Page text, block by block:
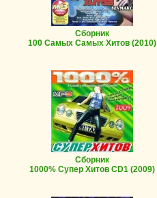
Сборник
100 Самых Самых Хитов (2010)
Сборник
1000% Супер Хитов CD1 (2009)